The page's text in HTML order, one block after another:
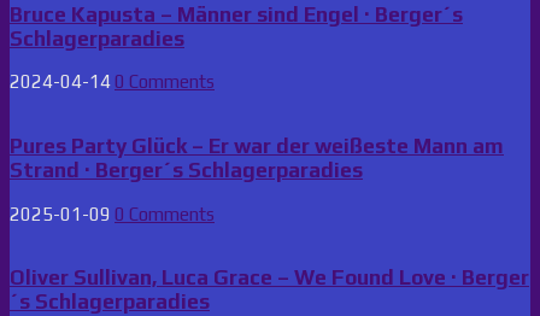
Bruce Kapusta – Männer sind Engel · Berger´s
Schlagerparadies
2024-04-14 0 Comments
Pures Party Glück – Er war der weißeste Mann am
Strand · Berger´s Schlagerparadies
2025-01-09 0 Comments
Oliver Sullivan, Luca Grace – We Found Love · Berger
´s Schlagerparadies